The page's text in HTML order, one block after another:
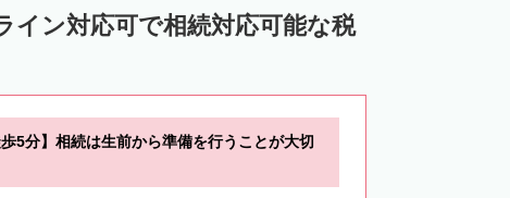
イン対応可で相続対応可能な税
歩5分】相続は生前から準備を行うことが大切